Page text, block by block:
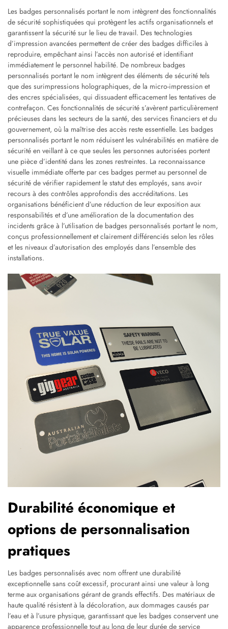
Les badges personnalisés portant le nom intègrent des fonctionnalités
de sécurité sophistiquées qui protègent les actifs organisationnels et
garantissent la sécurité sur le lieu de travail. Des technologies
d’impression avancées permettent de créer des badges difficiles à
reproduire, empêchant ainsi l’accès non autorisé et identifiant
immédiatement le personnel habilité. De nombreux badges
personnalisés portant le nom intègrent des éléments de sécurité tels
que des surimpressions holographiques, de la micro-impression et
des encres spécialisées, qui dissuadent efficacement les tentatives de
contrefaçon. Ces fonctionnalités de sécurité s’avèrent particulièrement
précieuses dans les secteurs de la santé, des services financiers et du
gouvernement, où la maîtrise des accès reste essentielle. Les badges
personnalisés portant le nom réduisent les vulnérabilités en matière de
sécurité en veillant à ce que seules les personnes autorisées portent
une pièce d’identité dans les zones restreintes. La reconnaissance
visuelle immédiate offerte par ces badges permet au personnel de
sécurité de vérifier rapidement le statut des employés, sans avoir
recours à des contrôles approfondis des accréditations. Les
organisations bénéficient d’une réduction de leur exposition aux
responsabilités et d’une amélioration de la documentation des
incidents grâce à l’utilisation de badges personnalisés portant le nom,
conçus professionnellement et clairement différenciés selon les rôles
et les niveaux d’autorisation des employés dans l’ensemble des
installations.
Durabilité économique et
options de personnalisation
pratiques
Les badges personnalisés avec nom offrent une durabilité
exceptionnelle sans coût excessif, procurant ainsi une valeur à long
terme aux organisations gérant de grands effectifs. Des matériaux de
haute qualité résistent à la décoloration, aux dommages causés par
l’eau et à l’usure physique, garantissant que les badges conservent une
apparence professionnelle tout au long de leur durée de service